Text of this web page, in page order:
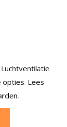
opties. Lees